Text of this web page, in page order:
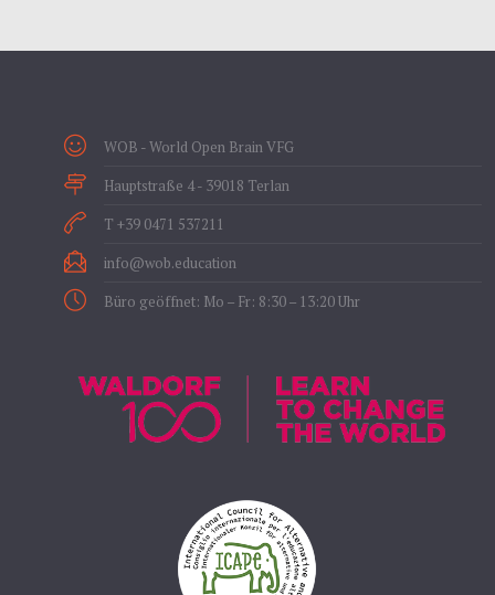
WOB - World Open Brain VFG
Hauptstraße 4 - 39018 Terlan
T +39 0471 537211
info@wob.education
Büro geöffnet: Mo – Fr: 8:30 – 13:20 Uhr